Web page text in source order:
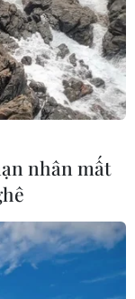
nhân mất